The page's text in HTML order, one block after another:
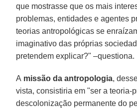
que mostrasse que os mais
problemas, entidades e agentes
teorias antropológicas se
imaginativo das próprias
pretendem explicar?" –questiona.
A missão da antropologia,
vista, consistiria em "ser a teoria-
descolonização permanente do